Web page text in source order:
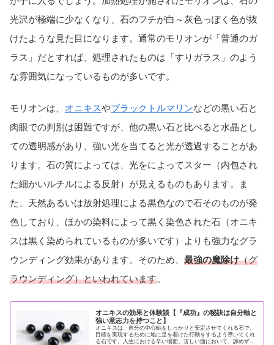
光沢が極端に少なくなり、石のフチが白～灰色っぽく色が抜
けたような見た目になります。通常のモリオンが「普通のガ
ラス」だとすれば、処理されたものは「すりガラス」のよう
な雰囲気になっているものが多いです。
モリオンは、 オニキスやブラックトルマリンなどの黒い石と
肉眼での判別は困難ですが、他の黒い石と比べると水晶とし
ての透明感があり、強い光を当てると光が透過することがあ
ります。石の質によっては、光をによってスター（内包され
た細かいルチルによる反射）が見えるものもあります。ま
た、天然あるいは放射処理による黒色なので石そのものが発
色しており、ほかの染料によって黒く染色された石（オニキ
スは黒く染められているものが多いです）よりも強力なグラ
ウンディング効果があります。そのため、 最強の魔除け（グ
ラウンディング）といわれています。
オニキスの効果と体験談【『成功』の秘訣は自分軸と
強い意志力を持つこと】
オニキスは、自分の中心軸をしっかりと安定させてくれる石で、
目標を実現するために地に足を着けた行動をするよう導いてくれ
る石です。人生における辛い場面、苦しい面において、諦めずに